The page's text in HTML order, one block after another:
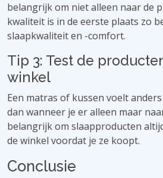
belangrijk om niet alleen naar de
kwaliteit is in de eerste plaats zo
slaapkwaliteit en -comfort.
Tip 3: Test de
winkel
Een matras of kussen voelt
dan wanneer je er alleen maar
belangrijk om slaapproducten
de winkel voordat je ze koopt.
Conclusie